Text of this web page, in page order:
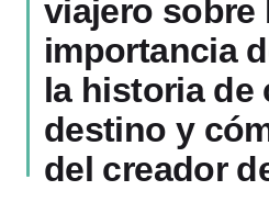
viajero sobre
importancia
la historia de
destino y
del creador